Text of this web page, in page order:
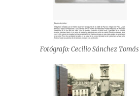
Fotógrafo: Cecilio Sánchez Tomás